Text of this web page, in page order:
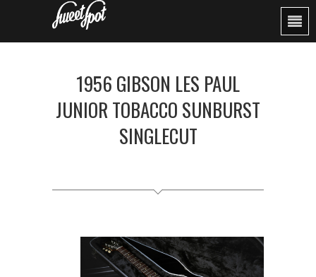
1956 GIBSON LES PAUL
JUNIOR TOBACCO SUNBURST
SINGLECUT